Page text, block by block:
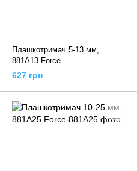
Плашкотримач 5-13 мм,
881A13 Force
627 грн